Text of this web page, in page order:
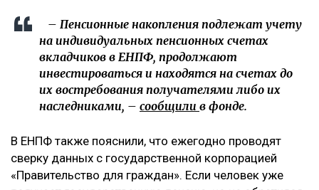
– Пенсионные накопления подлежат учету
на индивидуальных пенсионных счетах
вкладчиков в ЕНПФ, продолжают
инвестироваться и находятся на счетах до
их востребования получателями либо их
наследниками, – сообщили в фонде.
В ЕНПФ также пояснили, что ежегодно проводят
сверку данных с государственной корпорацией
«Правительство для граждан». Если человек уже